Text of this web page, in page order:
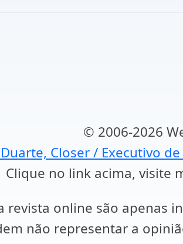
© 2006-2026
Closer / Executivo
Clique no link acima, visite
revista online são apenas
não representar a